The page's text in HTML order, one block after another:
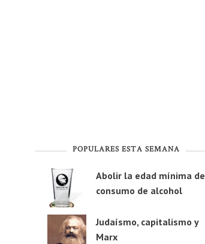
POPULARES ESTA SEMANA
Abolir la edad mínima de
consumo de alcohol
Judaísmo, capitalismo y
Marx